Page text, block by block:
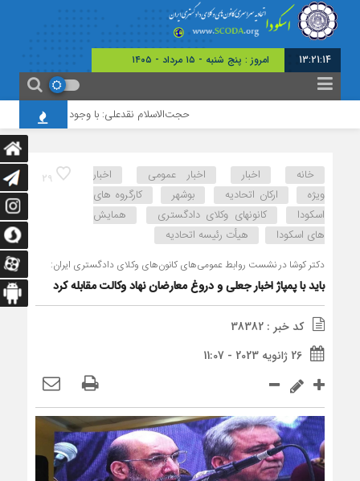
13:21:15 امروز : پنج شنبه - ۱۵ مرداد - ۱۴۰۵
حجت‌الاسلام نقدعلی: با وجود افزایش چشمگیر
29 خانه اخبار اخبار عمومی
اخبار
ویژه
ارکان اتحادیه بوشهر
کارگروه های
اسکودا
کانونهای وکلای دادگستری
همایش
های اسکودا
هیأت رئیسه اتحادیه
دکتر کوشا در نشست روابط عمومی‌های کانون‌های وکلای دادگستری ایران:
باید با پمپاژ اخبار جعلی و دروغ معارضان نهاد وکالت مقابله کرد
کد خبر : 38382
26 ژانویه 2023 - 11:07